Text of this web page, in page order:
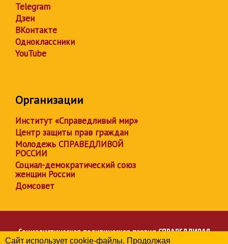
Telegram
Дзен
ВКонтакте
Одноклассники
YouTube
Организации
Институт «Справедливый мир»
Центр защиты прав граждан
Молодежь СПРАВЕДЛИВОЙ
РОССИИ
Социал-демократический союз
женщин России
Домсовет
Социалистическая политическая партияСПРАВЕДЛИВАЯ
Сайт использует cookie-файлы. Продолжая